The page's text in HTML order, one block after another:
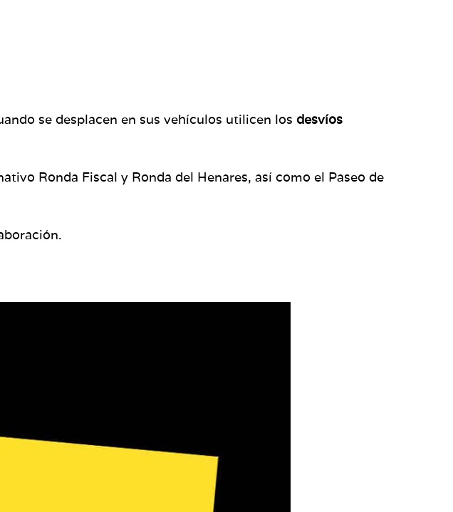
se desplacen en sus vehículos utilicen los desvíos
Ronda Fiscal y Ronda del Henares, así como el Paseo de